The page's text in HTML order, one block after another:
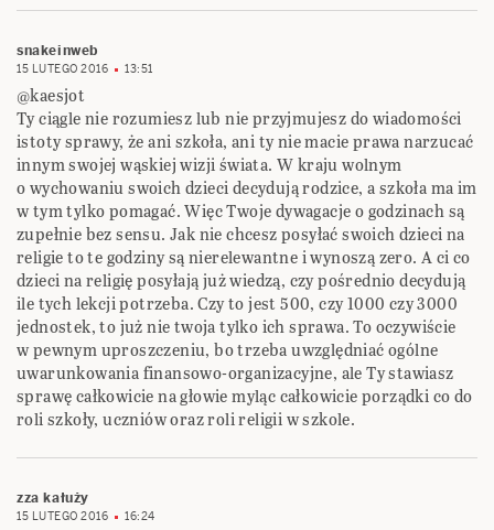
snakeinweb
15 LUTEGO 2016 13:51
@kaesjot
Ty ciągle nie rozumiesz lub nie przyjmujesz do wiadomości
istoty sprawy, że ani szkoła, ani ty nie macie prawa narzucać
innym swojej wąskiej wizji świata. W kraju wolnym
o wychowaniu swoich dzieci decydują rodzice, a szkoła ma im
w tym tylko pomagać. Więc Twoje dywagacje o godzinach są
zupełnie bez sensu. Jak nie chcesz posyłać swoich dzieci na
religie to te godziny są nierelewantne i wynoszą zero. A ci co
dzieci na religię posyłają już wiedzą, czy pośrednio decydują
ile tych lekcji potrzeba. Czy to jest 500, czy 1000 czy 3000
jednostek, to już nie twoja tylko ich sprawa. To oczywiście
w pewnym uproszczeniu, bo trzeba uwzględniać ogólne
uwarunkowania finansowo-organizacyjne, ale Ty stawiasz
sprawę całkowicie na głowie myląc całkowicie porządki co do
roli szkoły, uczniów oraz roli religii w szkole.
zza kałuży
15 LUTEGO 2016 16:24